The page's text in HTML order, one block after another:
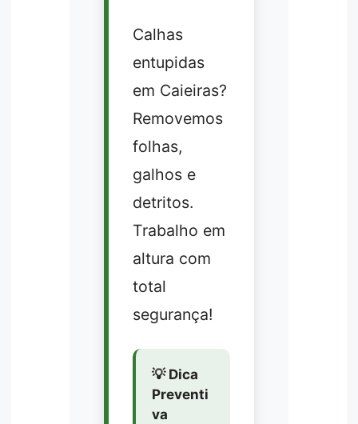
Calhas
entupidas
em Caieiras?
Removemos
folhas,
galhos e
detritos.
Trabalho em
altura com
total
segurança!
💡 Dica
Preventi
va